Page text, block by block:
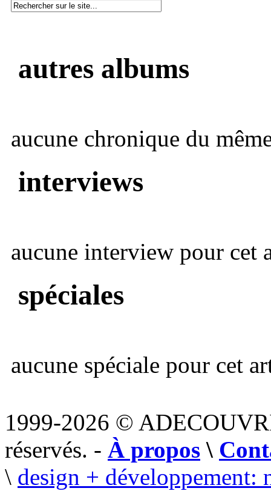
autres albums
aucune chronique du
interviews
aucune interview pour cet
spéciales
aucune spéciale pour cet
1999-2026 ©
réservés. - À propos \
\ design + développement: